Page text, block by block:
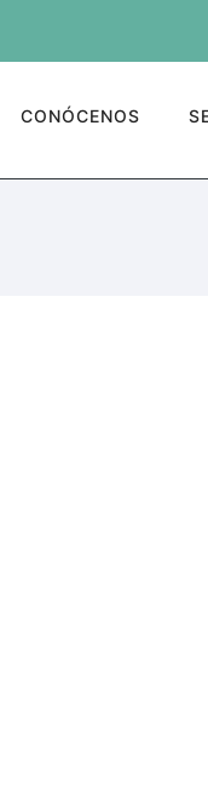
CONÓCENOS